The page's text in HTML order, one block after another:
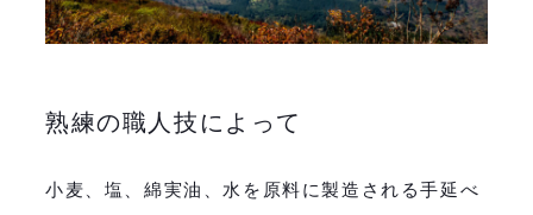
熟練の職人技によって
小麦、塩、綿実油、水を原料に製造される手延べ